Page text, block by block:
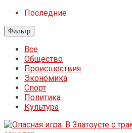
Последние
Фильтр
Все
Общество
Происшествия
Экономика
Спорт
Политика
Культура